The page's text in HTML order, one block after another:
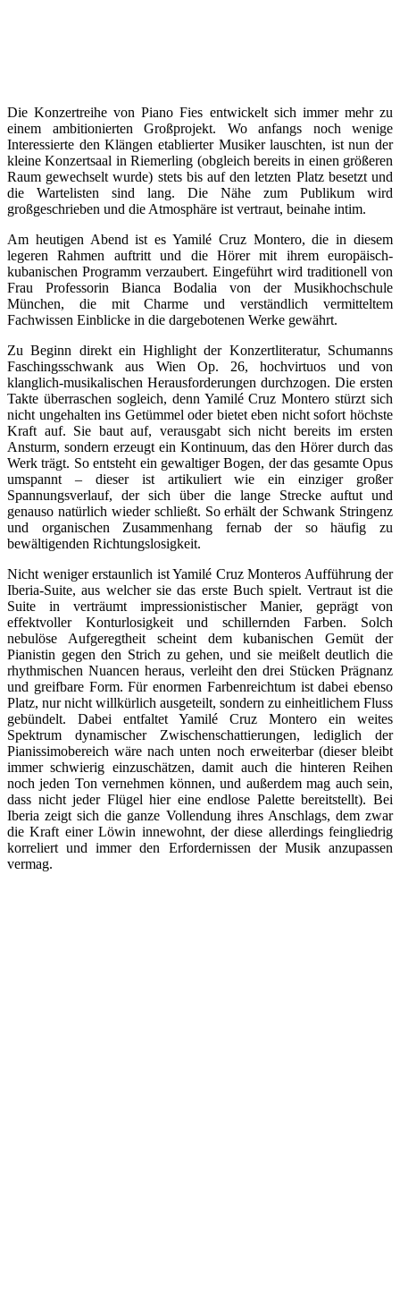
Die Konzertreihe von Piano Fies entwickelt sich immer mehr zu
einem ambitionierten Großprojekt. Wo anfangs noch wenige
Interessierte den Klängen etablierter Musiker lauschten, ist nun der
kleine Konzertsaal in Riemerling (obgleich bereits in einen größeren
Raum gewechselt wurde) stets bis auf den letzten Platz besetzt und
die Wartelisten sind lang. Die Nähe zum Publikum wird
großgeschrieben und die Atmosphäre ist vertraut, beinahe intim.
Am heutigen Abend ist es Yamilé Cruz Montero, die in diesem
legeren Rahmen auftritt und die Hörer mit ihrem europäisch-
kubanischen Programm verzaubert. Eingeführt wird traditionell von
Frau Professorin Bianca Bodalia von der Musikhochschule
München, die mit Charme und verständlich vermitteltem
Fachwissen Einblicke in die dargebotenen Werke gewährt.
Zu Beginn direkt ein Highlight der Konzertliteratur, Schumanns
Faschingsschwank aus Wien Op. 26, hochvirtuos und von
klanglich-musikalischen Herausforderungen durchzogen. Die ersten
Takte überraschen sogleich, denn Yamilé Cruz Montero stürzt sich
nicht ungehalten ins Getümmel oder bietet eben nicht sofort höchste
Kraft auf. Sie baut auf, verausgabt sich nicht bereits im ersten
Ansturm, sondern erzeugt ein Kontinuum, das den Hörer durch das
Werk trägt. So entsteht ein gewaltiger Bogen, der das gesamte Opus
umspannt – dieser ist artikuliert wie ein einziger großer
Spannungsverlauf, der sich über die lange Strecke auftut und
genauso natürlich wieder schließt. So erhält der Schwank Stringenz
und organischen Zusammenhang fernab der so häufig zu
bewältigenden Richtungslosigkeit.
Nicht weniger erstaunlich ist Yamilé Cruz Monteros Aufführung der
Iberia-Suite, aus welcher sie das erste Buch spielt. Vertraut ist die
Suite in verträumt impressionistischer Manier, geprägt von
effektvoller Konturlosigkeit und schillernden Farben. Solch
nebulöse Aufgeregtheit scheint dem kubanischen Gemüt der
Pianistin gegen den Strich zu gehen, und sie meißelt deutlich die
rhythmischen Nuancen heraus, verleiht den drei Stücken Prägnanz
und greifbare Form. Für enormen Farbenreichtum ist dabei ebenso
Platz, nur nicht willkürlich ausgeteilt, sondern zu einheitlichem Fluss
gebündelt. Dabei entfaltet Yamilé Cruz Montero ein weites
Spektrum dynamischer Zwischenschattierungen, lediglich der
Pianissimobereich wäre nach unten noch erweiterbar (dieser bleibt
immer schwierig einzuschätzen, damit auch die hinteren Reihen
noch jeden Ton vernehmen können, und außerdem mag auch sein,
dass nicht jeder Flügel hier eine endlose Palette bereitstellt). Bei
Iberia zeigt sich die ganze Vollendung ihres Anschlags, dem zwar
die Kraft einer Löwin innewohnt, der diese allerdings feingliedrig
korreliert und immer den Erfordernissen der Musik anzupassen
vermag.